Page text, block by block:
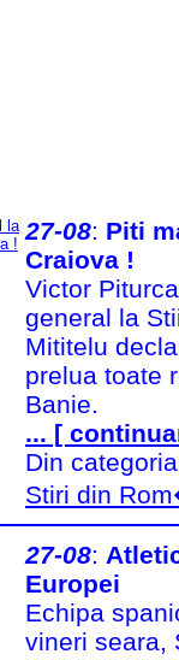
27-08: Piti
Craiova !
Victor
general la
Mititelu
prelua toate
Banie.
... [
Din
Stiri din
27-08:
Europei
Echipa
vineri seara,